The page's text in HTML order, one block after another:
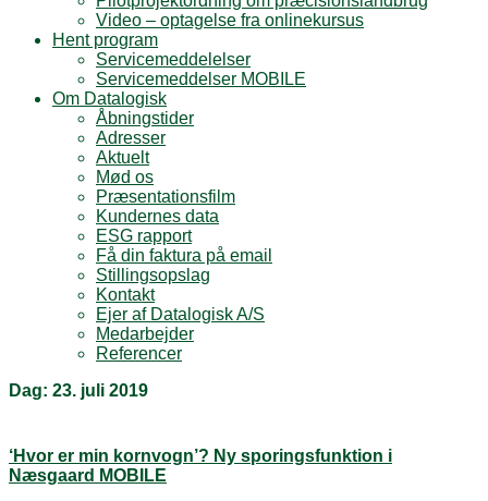
Video – optagelse fra onlinekursus
Hent program
Servicemeddelelser
Servicemeddelser MOBILE
Om Datalogisk
Åbningstider
Adresser
Aktuelt
Mød os
Præsentationsfilm
Kundernes data
ESG rapport
Få din faktura på email
Stillingsopslag
Kontakt
Ejer af Datalogisk A/S
Medarbejder
Referencer
Dag: 23. juli 2019
‘Hvor er min kornvogn’? Ny sporingsfunktion i
Næsgaard MOBILE